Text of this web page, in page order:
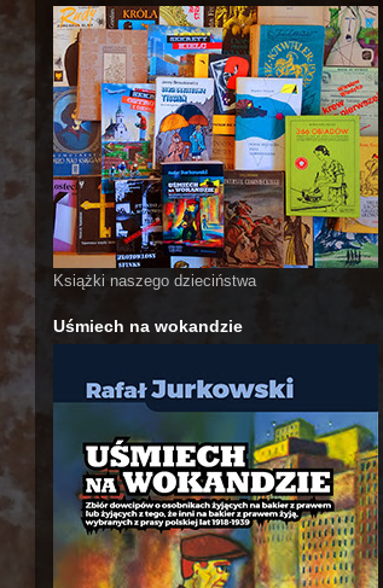
Książki naszego dzieciństwa
Uśmiech na wokandzie